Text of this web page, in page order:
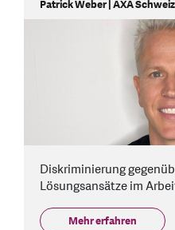
Patrick Weber | AXA
Diskriminierung
Lösungsansätze im
Mehr erfahren